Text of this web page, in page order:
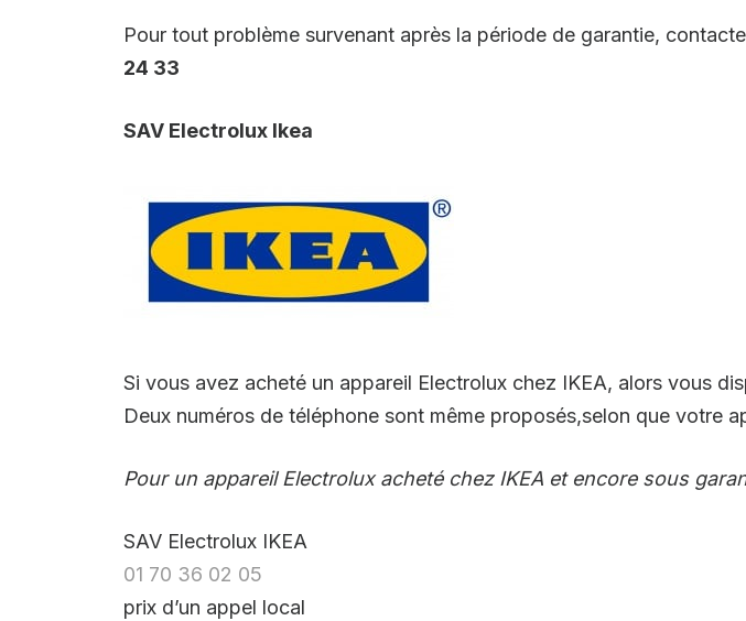
Pour tout problème survenant après la période de garantie,
24 33
SAV Electrolux Ikea
Si vous avez acheté un appareil Electrolux chez IKEA, alors vous
Deux numéros de téléphone sont même proposés,selon que votre
Pour un appareil Electrolux acheté chez IKEA et encore sous
SAV Electrolux IKEA
01 70 36 02 05
prix d’un appel local